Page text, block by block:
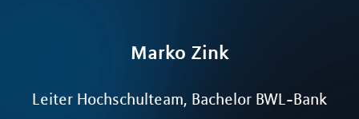
Marko Zink
Leiter Hochschulteam, Bachelor BWL-Bank